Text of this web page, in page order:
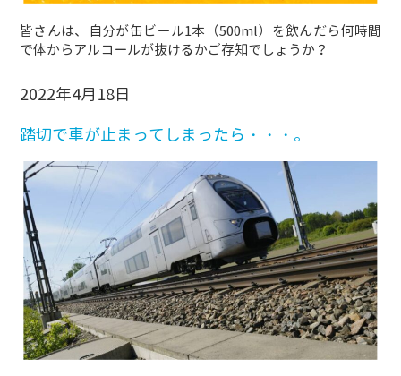
皆さんは、自分が缶ビール1本（500ml）を飲んだら何時間
で体からアルコールが抜けるかご存知でしょうか？
2022年4月18日
踏切で車が止まってしまったら・・・。